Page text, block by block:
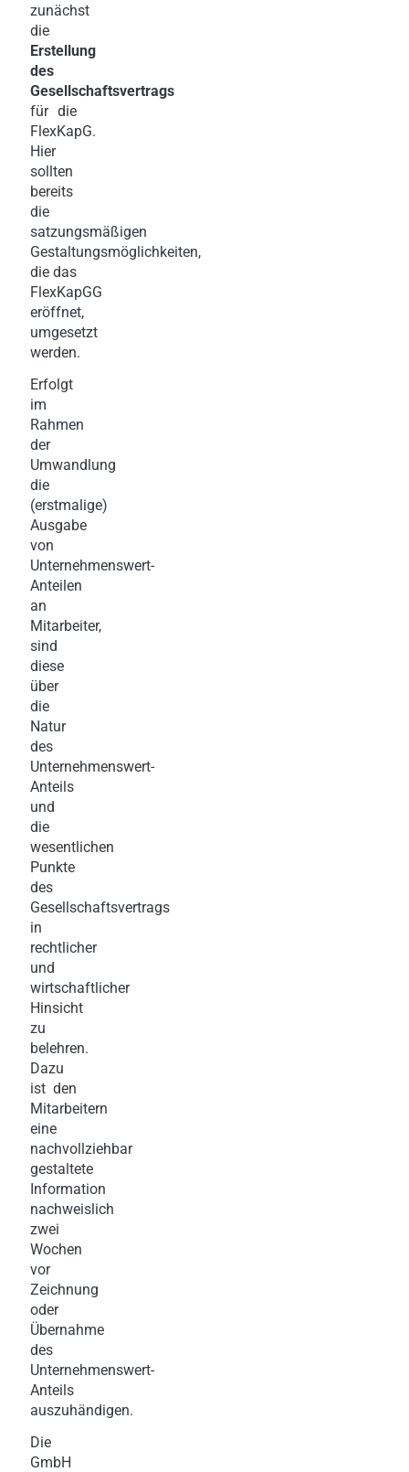
zunächst
die
Erstellung
des
Gesellschaftsvertrags
für die
FlexKapG.
Hier
sollten
bereits
die
satzungsmäßigen
Gestaltungsmöglichkeiten,
die das
FlexKapGG
eröffnet,
umgesetzt
werden.
Erfolgt
im
Rahmen
der
Umwandlung
die
(erstmalige)
Ausgabe
von
Unternehmenswert-
Anteilen
an
Mitarbeiter,
sind
diese
über
die
Natur
des
Unternehmenswert-
Anteils
und
die
wesentlichen
Punkte
des
Gesellschaftsvertrags
in
rechtlicher
und
wirtschaftlicher
Hinsicht
zu
belehren.
Dazu
ist den
Mitarbeitern
eine
nachvollziehbar
gestaltete
Information
nachweislich
zwei
Wochen
vor
Zeichnung
oder
Übernahme
des
Unternehmenswert-
Anteils
auszuhändigen.
Die
GmbH